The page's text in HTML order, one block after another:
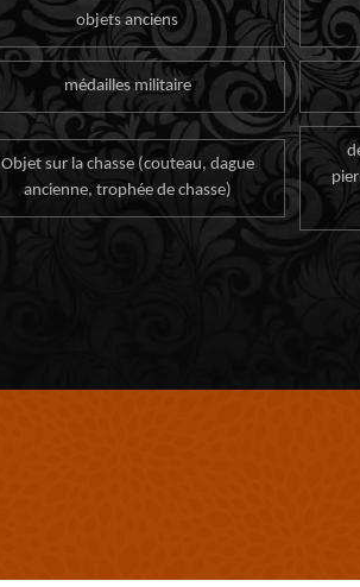
objets anciens
médailles militaire
Objet sur la chasse (couteau, dague
ancienne, trophée de chasse)